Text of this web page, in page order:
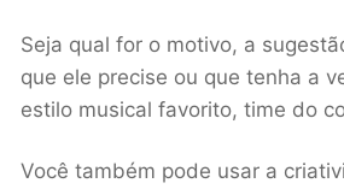
Seja qual for o motivo, a
que ele precise ou que tenha a
estilo musical favorito, time do
Você também pode usar a